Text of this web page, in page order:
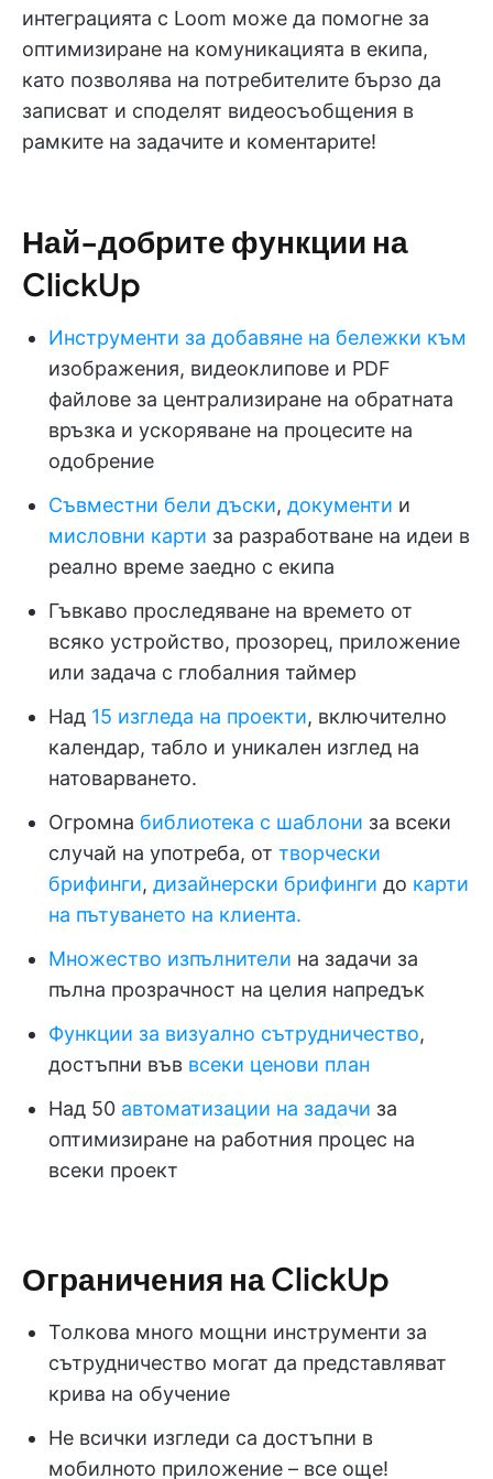
интеграцията с Loom може да помогне за
оптимизиране на комуникацията в екипа,
като позволява на потребителите бързо да
записват и споделят видеосъобщения в
рамките на задачите и коментарите!
Най-добрите функции на
ClickUp
Инструменти за добавяне на бележки към
изображения, видеоклипове и PDF
файлове за централизиране на обратната
връзка и ускоряване на процесите на
одобрение
Съвместни бели дъски, документи и
мисловни карти за разработване на идеи в
реално време заедно с екипа
Гъвкаво проследяване на времето от
всяко устройство, прозорец, приложение
или задача с глобалния таймер
Над 15 изгледа на проекти, включително
календар, табло и уникален изглед на
натоварването.
Огромна библиотека с шаблони за всеки
случай на употреба, от творчески
брифинги, дизайнерски брифинги до карти
на пътуването на клиента.
Множество изпълнители на задачи за
пълна прозрачност на целия напредък
Функции за визуално сътрудничество,
достъпни във всеки ценови план
Над 50 автоматизации на задачи за
оптимизиране на работния процес на
всеки проект
Ограничения на ClickUp
Толкова много мощни инструменти за
сътрудничество могат да представляват
крива на обучение
Не всички изгледи са достъпни в
мобилното приложение – все още!